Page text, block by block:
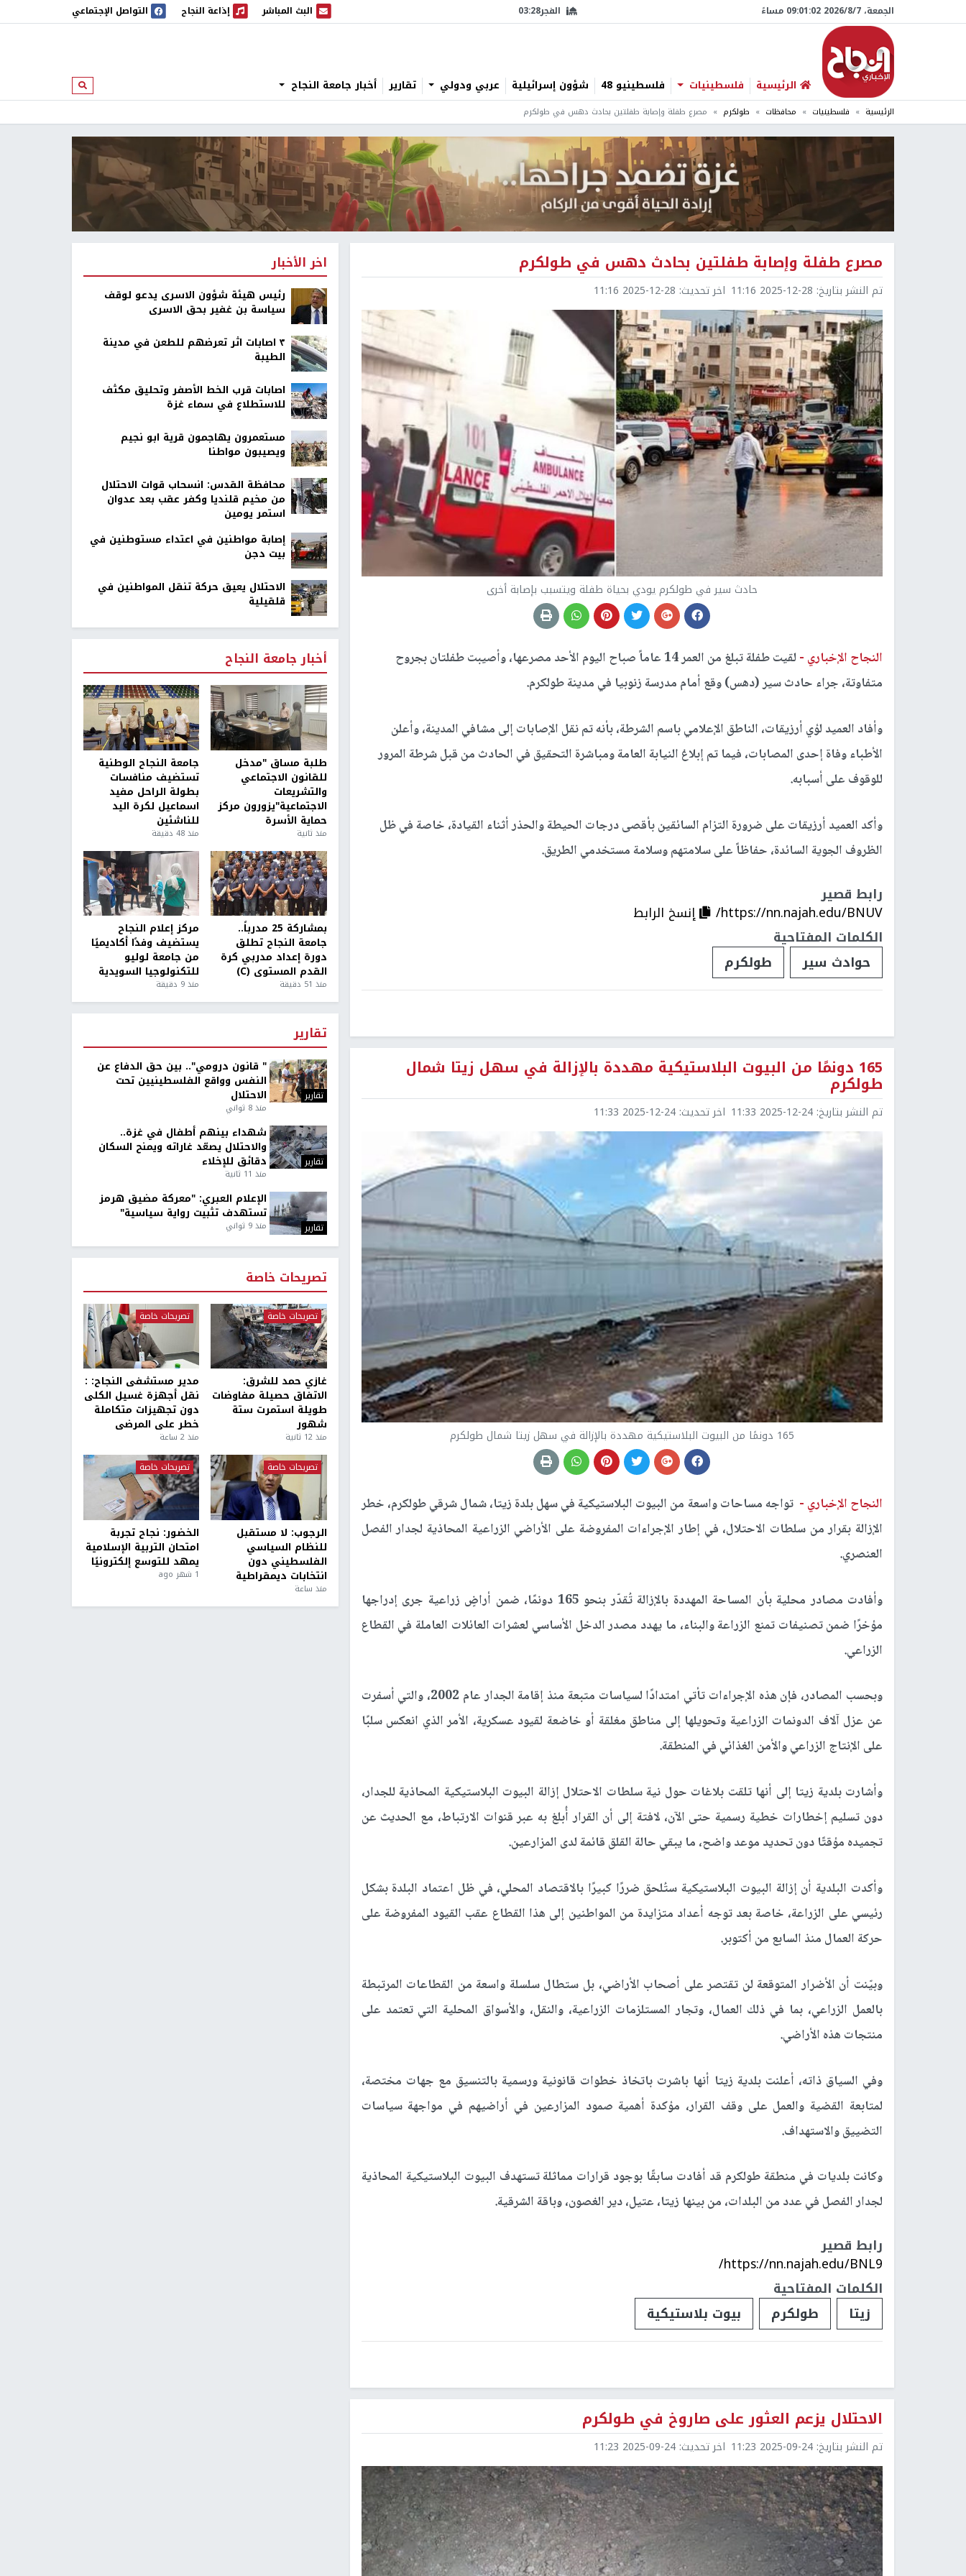
الجمعة، 7/‏8/‏2026 09:01:03 مساءً الفجر03:28 البث المباشر
البث المباشر إذاعة النجاح
إذاعة النجاح التواصل الإجتماعي
الرئيسية فلسطينيات فلسطينيو 48 شؤون إسرائيلية عربي ودولي تقارير أخبار جامعة النجاح ابحث
الرئيسية فلسطينيات محافظات طولكرم مصرع طفلة وإصابة طفلتين بحادث دهس في طولكرم
مصرع طفلة وإصابة طفلتين بحادث دهس في طولكرم
تم النشر بتاريخ: 2025-12-28 11:16 اخر تحديث: 2025-12-28 11:16
حادث سير في طولكرم يودي بحياة طفلة ويتسبب بإصابة أخرى
النجاح الإخباري -
لقيت طفلة تبلغ من العمر 14 عاماً صباح اليوم الأحد مصرعها، وأصيبت طفلتان بجروح
متفاوتة، جراء حادث سير (دهس) وقع أمام مدرسة زنوبيا في مدينة طولكرم.
وأفاد العميد لؤي أرزيقات، الناطق الإعلامي باسم الشرطة، بأنه تم نقل الإصابات إلى مشافي المدينة، وأعلن
الأطباء وفاة إحدى المصابات، فيما تم إبلاغ النيابة العامة ومباشرة التحقيق في الحادث من قبل شرطة المرور
للوقوف على أسبابه.
وأكد العميد أرزيقات على ضرورة التزام السائقين بأقصى درجات الحيطة والحذر أثناء القيادة، خاصة في ظل
الظروف الجوية السائدة، حفاظاً على سلامتهم وسلامة مستخدمي الطريق.
رابط قصير
https://nn.najah.edu/BNUV/
إنسخ الرابط
الكلمات المفتاحية
حوادث سير
طولكرم
165 دونمًا من البيوت البلاستيكية مهددة بالإزالة في سهل زيتا شمال
طولكرم
تم النشر بتاريخ: 2025-12-24 11:33 اخر تحديث: 2025-12-24 11:33
165 دونمًا من البيوت البلاستيكية مهددة بالإزالة في سهل زيتا شمال طولكرم
النجاح الإخباري - تواجه مساحات واسعة من البيوت البلاستيكية في سهل بلدة زيتا، شمال شرقي طولكرم، خطر
الإزالة بقرار من سلطات الاحتلال، في إطار الإجراءات المفروضة على الأراضي الزراعية المحاذية لجدار الفصل
العنصري.
وأفادت مصادر محلية بأن المساحة المهددة بالإزالة تُقدّر بنحو 165 دونمًا، ضمن أراضٍ زراعية جرى إدراجها
مؤخرًا ضمن تصنيفات تمنع الزراعة والبناء، ما يهدد مصدر الدخل الأساسي لعشرات العائلات العاملة في القطاع
الزراعي.
وبحسب المصادر، فإن هذه الإجراءات تأتي امتدادًا لسياسات متبعة منذ إقامة الجدار عام 2002، والتي أسفرت
عن عزل آلاف الدونمات الزراعية وتحويلها إلى مناطق مغلقة أو خاضعة لقيود عسكرية، الأمر الذي انعكس سلبًا
على الإنتاج الزراعي والأمن الغذائي في المنطقة.
وأشارت بلدية زيتا إلى أنها تلقت بلاغات حول نية سلطات الاحتلال إزالة البيوت البلاستيكية المحاذية للجدار،
دون تسليم إخطارات خطية رسمية حتى الآن، لافتة إلى أن القرار أُبلغ به عبر قنوات الارتباط، مع الحديث عن
تجميده مؤقتًا دون تحديد موعد واضح، ما يبقي حالة القلق قائمة لدى المزارعين.
وأكدت البلدية أن إزالة البيوت البلاستيكية ستُلحق ضررًا كبيرًا بالاقتصاد المحلي، في ظل اعتماد البلدة بشكل
رئيسي على الزراعة، خاصة بعد توجه أعداد متزايدة من المواطنين إلى هذا القطاع عقب القيود المفروضة على
حركة العمال منذ السابع من أكتوبر.
وبيّنت أن الأضرار المتوقعة لن تقتصر على أصحاب الأراضي، بل ستطال سلسلة واسعة من القطاعات المرتبطة
بالعمل الزراعي، بما في ذلك العمال، وتجار المستلزمات الزراعية، والنقل، والأسواق المحلية التي تعتمد على
منتجات هذه الأراضي.
وفي السياق ذاته، أعلنت بلدية زيتا أنها باشرت باتخاذ خطوات قانونية ورسمية بالتنسيق مع جهات مختصة،
لمتابعة القضية والعمل على وقف القرار، مؤكدة أهمية صمود المزارعين في أراضيهم في مواجهة سياسات
التضييق والاستهداف.
وكانت بلديات في منطقة طولكرم قد أفادت سابقًا بوجود قرارات مماثلة تستهدف البيوت البلاستيكية المحاذية
لجدار الفصل في عدد من البلدات، من بينها زيتا، عتيل، دير الغصون، وباقة الشرقية.
رابط قصير
https://nn.najah.edu/BNL9/
الكلمات المفتاحية
زيتا
طولكرم بيوت بلاستيكية
الاحتلال يزعم العثور على صاروخ في طولكرم
تم النشر بتاريخ: 2025-09-24 11:23 اخر تحديث: 2025-09-24 11:23
اخر الأخبار
رئيس هيئة شؤون الاسرى يدعو لوقف
سياسة بن غفير بحق الاسرى
٣ اصابات اثر تعرضهم للطعن في مدينة
الطيبة
اصابات قرب الخط الأصفر وتحليق مكثف
للاستطلاع في سماء غزة
مستعمرون يهاجمون قرية ابو نجيم
ويصيبون مواطنا
محافظة القدس: انسحاب قوات الاحتلال
من مخيم قلنديا وكفر عقب بعد عدوان
استمر يومين
إصابة مواطنين في اعتداء مستوطنين في
بيت دجن
الاحتلال يعيق حركة تنقل المواطنين في
قلقيلية
أخبار جامعة النجاح
طلبة مساق "مدخل
للقانون الاجتماعي
والتشريعات
الاجتماعية"يزورون مركز
حماية الأسرة
منذ ثانية
جامعة النجاح الوطنية
تستضيف منافسات
بطولة الراحل مفيد
اسماعيل لكرة اليد
للناشئين
منذ 48 دقيقة
بمشاركة 25 مدرباً..
جامعة النجاح تطلق
دورة إعداد مدربي كرة
القدم المستوى (C)
منذ 51 دقيقة
مركز إعلام النجاح
يستضيف وفدًا أكاديميًا
من جامعة لوليو
للتكنولوجيا السويدية
منذ 9 دقيقة
تقارير
تقارير
" قانون درومي".. بين حق الدفاع عن
النفس وواقع الفلسطينيين تحت
الاحتلال
منذ 8 ثواني
تقارير
شهداء بينهم أطفال في غزة..
والاحتلال يصعّد غاراته ويمنح السكان
دقائق للإخلاء
منذ 11 ثانية
تقارير
الإعلام العبري: "معركة مضيق هرمز
تستهدف تثبيت رواية سياسية"
منذ 9 ثواني
تصريحات خاصة
تصريحات خاصة
غازي حمد للشرق:
الاتفاق حصيلة مفاوضات
طويلة استمرت ستة
شهور
منذ 12 ثانية
تصريحات خاصة
مدير مستشفى النجاح: :
نقل أجهزة غسيل الكلى
دون تجهيزات متكاملة
خطر على المرضى
منذ 2 ساعة
تصريحات خاصة
الرجوب: لا مستقبل
للنظام السياسي
الفلسطيني دون
انتخابات ديمقراطية
منذ ساعة
تصريحات خاصة
الخضور: نجاح تجربة
امتحان التربية الإسلامية
يمهد للتوسع إلكترونيًا
1 شهر ago